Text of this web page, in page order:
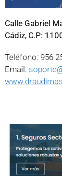
Calle Gabriel
Cádiz, C.P:
Teléfono: 956
Email: